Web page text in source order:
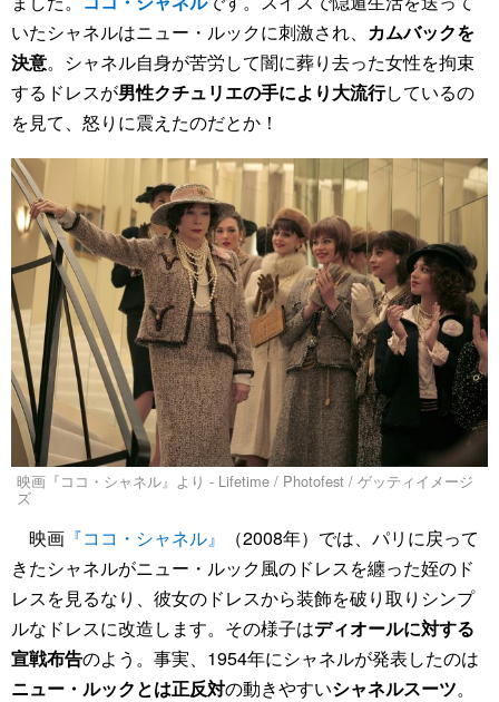
いたシャネルはニュー・ルックに刺激され、 カムバックを
決意。シャネル自身が苦労して闇に葬り去った女性を拘束
するドレスが男性クチュリエの手により大流行しているの
を見て、怒りに震えたのだとか！
映画『ココ・シャネル』より - Lifetime / Photofest / ゲッティイメージ
ズ
映画 『ココ・シャネル』
（2008年）では、パリに戻って
きたシャネルがニュー・ルック風のドレスを纏った姪のド
レスを見るなり、彼女のドレスから装飾を破り取りシンプ
ルなドレスに改造します。その様子はディオールに対する
宣戦布告のよう。事実、1954年にシャネルが発表したのは
ニュー・ルックとは正反対の動きやすいシャネルスーツ。